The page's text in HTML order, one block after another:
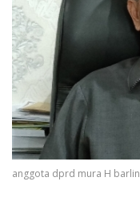
anggota dprd mura H barlin